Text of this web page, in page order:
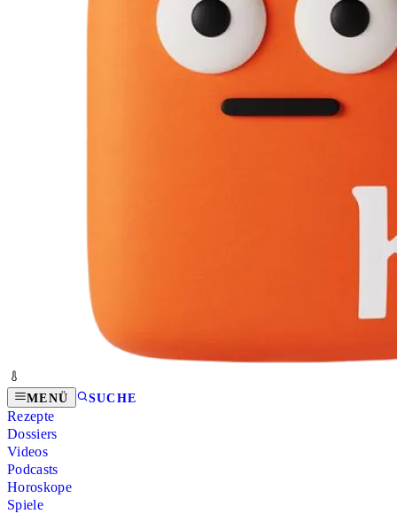
MENÜ SUCHE
Rezepte
Dossiers
Videos
Podcasts
Horoskope
Spiele